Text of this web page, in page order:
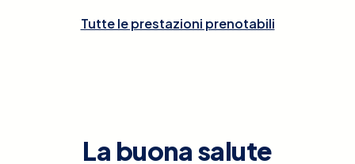
Tutte le prestazioni prenotabili
La buona salute